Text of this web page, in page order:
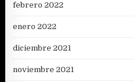
febrero 2022
enero 2022
diciembre 2021
noviembre 2021